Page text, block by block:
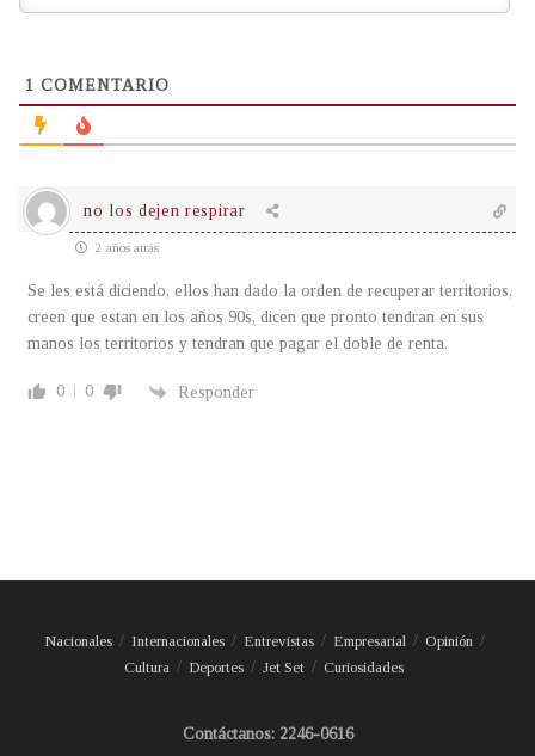
1 COMENTARIO
no los dejen respirar
2 años atrás
Se les está diciendo, ellos han dado la orden de recuperar territorios,
creen que estan en los años 90s, dicen que pronto tendran en sus
manos los territorios y tendran que pagar el doble de renta.
0 0 Responder
Nacionales Internacionales Entrevistas Empresarial
Opinión
Cultura
Deportes Jet Set Curiosidades
Contáctanos: 2246-0616